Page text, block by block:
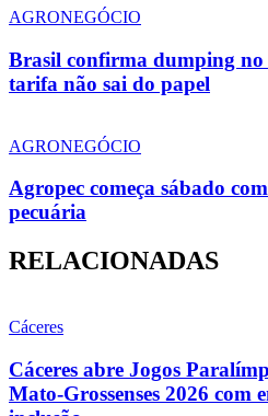
AGRONEGÓCIO
Brasil confirma dumping no
tarifa não sai do papel
AGRONEGÓCIO
Agropec começa sábado
pecuária
RELACIONADAS
Cáceres
Cáceres abre Jogos
Mato-Grossenses 2026 com